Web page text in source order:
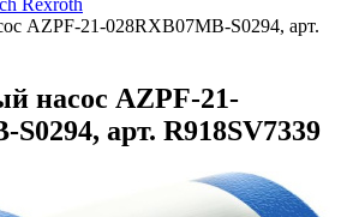
Rexroth
AZPF-21-028RXB07MB-S0294, арт.
насос AZPF-21-
S0294, арт. R918SV7339